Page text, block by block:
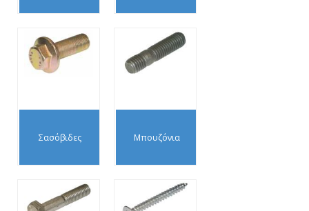
Σασόβιδες Μπουζόνια